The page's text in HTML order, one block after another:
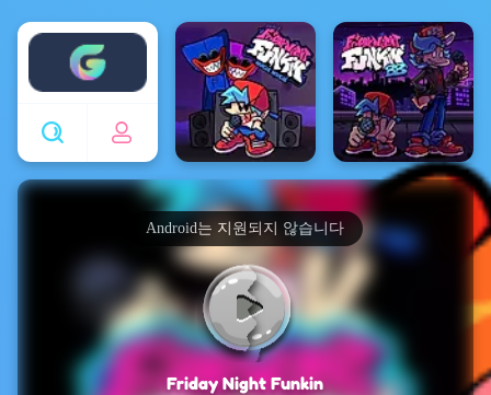
Enjoy4fun
Android는 지원되지 않습니다
Friday Night Funkin